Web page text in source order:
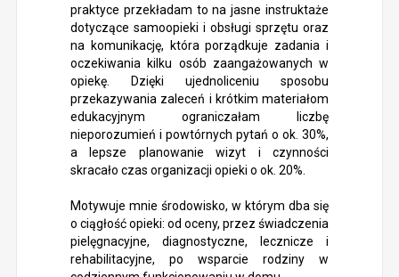
praktyce przekładam to na jasne instruktaże
dotyczące samoopieki i obsługi sprzętu oraz
na komunikację, która porządkuje zadania i
oczekiwania kilku osób zaangażowanych w
opiekę. Dzięki ujednoliceniu sposobu
przekazywania zaleceń i krótkim materiałom
edukacyjnym ograniczałam liczbę
nieporozumień i powtórnych pytań o ok. 30%,
a lepsze planowanie wizyt i czynności
skracało czas organizacji opieki o ok. 20%.
Motywuje mnie środowisko, w którym dba się
o ciągłość opieki: od oceny, przez świadczenia
pielęgnacyjne, diagnostyczne, lecznicze i
rehabilitacyjne, po wsparcie rodziny w